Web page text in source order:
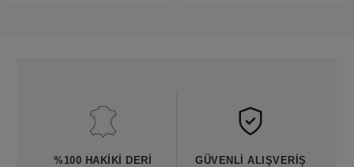
%100 HAKIKI DERI GÜVENLI ALIŞVERIŞ